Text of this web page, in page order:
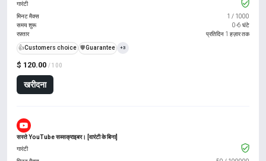
$ 120.00 / 100
खरीदना
गारंटी
मिनट मैक्स
1 / 1000
समय शुरू
0-6 घंटे
रफ़्तार
प्रतिदिन 1 हज़ार तक
👍Customers choice ️🛡️Guarantee +3
सस्ते YouTube सब्सक्राइबर। [वारंटी के बिना]
गारंटी